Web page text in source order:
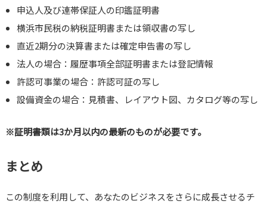
申込人及び連帯保証人の印鑑証明書
横浜市民税の納税証明書または領収書の写し
直近2期分の決算書または確定申告書の写し
法人の場合：履歴事項全部証明書または登記情報
許認可事業の場合：許認可証の写し
設備資金の場合：見積書、レイアウト図、カタログ等の写し
※証明書類は3か月以内の最新のものが必要です。
まとめ
この制度を利用して、あなたのビジネスをさらに成長させるチ